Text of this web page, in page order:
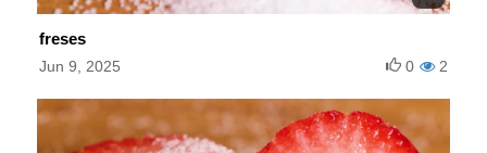
freses
Jun 9, 2025 2
0